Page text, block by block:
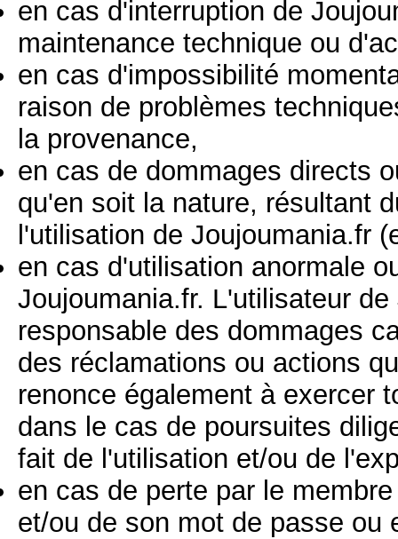
en cas d'interruption de
maintenance technique ou
en cas d'impossibilité
raison de problèmes
la provenance,
en cas de dommages directs
qu'en soit la nature, résultant
l'utilisation de Joujoumania.fr
en cas d'utilisation anormale
Joujoumania.fr. L'utilisateur
responsable des dommages
des réclamations ou actions
renonce également à exercer
dans le cas de poursuites
fait de l'utilisation et/ou de
en cas de perte par le
et/ou de son mot de passe ou